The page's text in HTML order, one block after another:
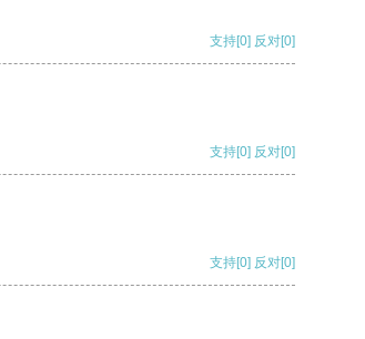
支持[0] 反对[0]
支持[0] 反对[0]
支持[0] 反对[0]